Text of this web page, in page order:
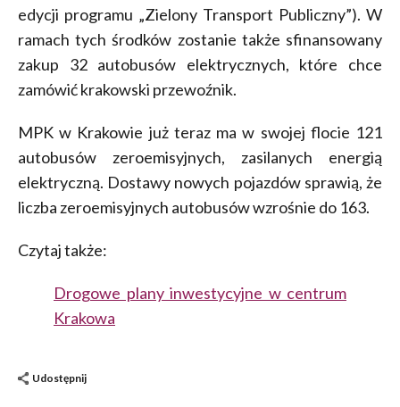
edycji programu „Zielony Transport Publiczny”). W
ramach tych środków zostanie także sfinansowany
zakup 32 autobusów elektrycznych, które chce
zamówić krakowski przewoźnik.
MPK w Krakowie już teraz ma w swojej flocie 121
autobusów zeroemisyjnych, zasilanych energią
elektryczną. Dostawy nowych pojazdów sprawią, że
liczba zeroemisyjnych autobusów wzrośnie do 163.
Czytaj także:
Drogowe plany inwestycyjne w centrum
Krakowa
Udostępnij